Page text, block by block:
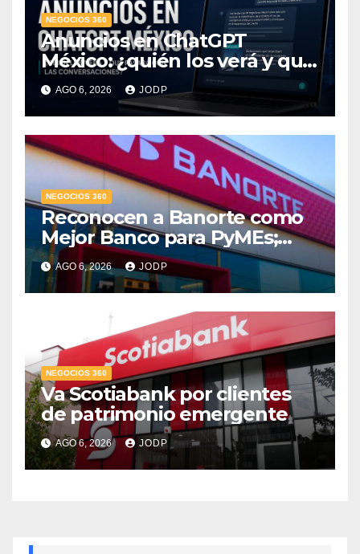
NEGOCIOS 360
Anuncios en ChatGPT
México: ¿quién los verá y qué
pasará con las
conversaciones?
AGO 6, 2026 JODP
NEGOCIOS 360
Reconocen a Banorte como
Mejor Banco para PyMEs;
supera 14% del mercado
crediticio
AGO 6, 2026 JODP
NEGOCIOS 360
Va Scotiabank por clientes
de patrimonio emergente
AGO 6, 2026 JODP